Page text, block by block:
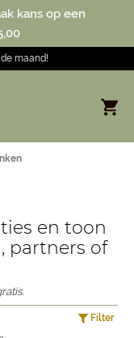
kans op een
maand!
en toon
partners of
Filter